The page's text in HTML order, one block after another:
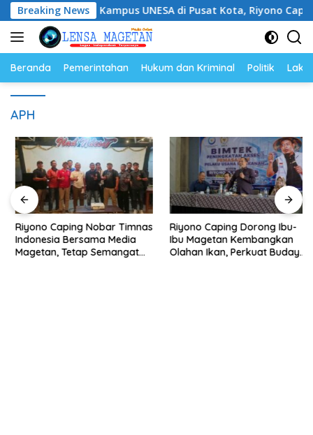
Langsung
ke
konten
Breaking News
Kampus UNESA di Pusat Kota, Riyono Caping:
Beranda Pemerintahan Hukum dan Kriminal Politik
APH
Riyono Caping Nobar Timnas
Indonesia Bersama Media
Magetan, Tetap Semangat
Riyono Caping Dorong Ibu-
Ibu Magetan Kembangkan
Olahan Ikan, Perkuat Budaya